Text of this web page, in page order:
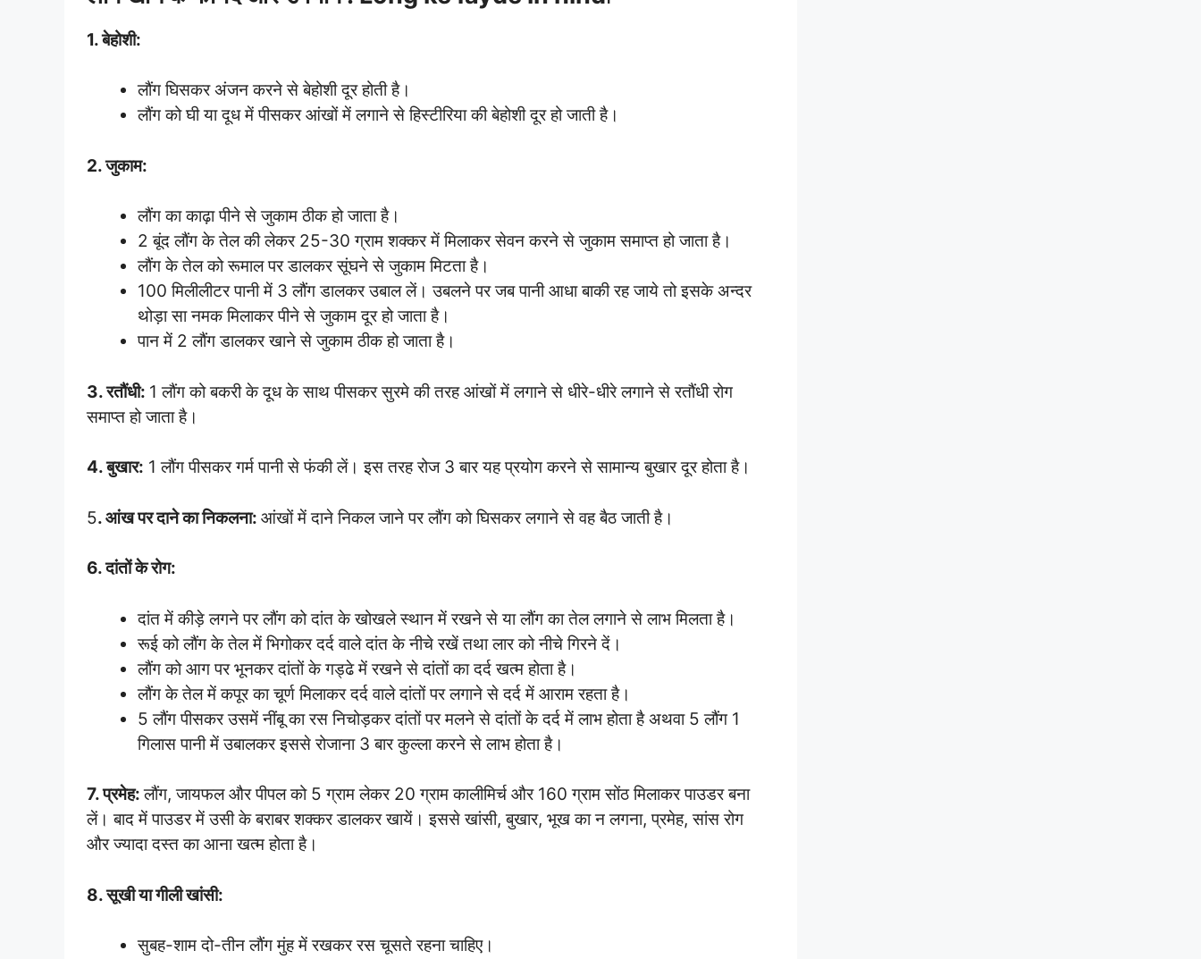
1. बेहोशी:
लौंग घिसकर अंजन करने से बेहोशी दूर होती है।
लौंग को घी या दूध में पीसकर आंखों में लगाने से हिस्टीरिया की बेहोशी दूर हो जाती है।
2. जुकाम:
लौंग का काढ़ा पीने से जुकाम ठीक हो जाता है।
2 बूंद लौंग के तेल की लेकर 25-30 ग्राम शक्कर में मिलाकर सेवन करने से जुकाम समाप्त हो जाता है।
लौंग के तेल को रूमाल पर डालकर सूंघने से जुकाम मिटता है।
100 मिलीलीटर पानी में 3 लौंग डालकर उबाल लें। उबलने पर जब पानी आधा बाकी रह जाये तो इसके अन्दर
थोड़ा सा नमक मिलाकर पीने से जुकाम दूर हो जाता है।
पान में 2 लौंग डालकर खाने से जुकाम ठीक हो जाता है।
3. रतौंधी: 1 लौंग को बकरी के दूध के साथ पीसकर सुरमे की तरह आंखों में लगाने से धीरे-धीरे लगाने से रतौंधी रोग
समाप्त हो जाता है।
4. बुखार: 1 लौंग पीसकर गर्म पानी से फंकी लें। इस तरह रोज 3 बार यह प्रयोग करने से सामान्य बुखार दूर होता है।
5. आंख पर दाने का निकलना: आंखों में दाने निकल जाने पर लौंग को घिसकर लगाने से वह बैठ जाती है।
6. दांतों के रोग:
दांत में कीड़े लगने पर लौंग को दांत के खोखले स्थान में रखने से या लौंग का तेल लगाने से लाभ मिलता है।
रूई को लौंग के तेल में भिगोकर दर्द वाले दांत के नीचे रखें तथा लार को नीचे गिरने दें।
लौंग को आग पर भूनकर दांतों के गड्ढे में रखने से दांतों का दर्द खत्म होता है।
लौंग के तेल में कपूर का चूर्ण मिलाकर दर्द वाले दांतों पर लगाने से दर्द में आराम रहता है।
5 लौंग पीसकर उसमें नींबू का रस निचोड़कर दांतों पर मलने से दांतों के दर्द में लाभ होता है अथवा 5 लौंग 1
गिलास पानी में उबालकर इससे रोजाना 3 बार कुल्ला करने से लाभ होता है।
7. प्रमेह:लौंग, जायफल और पीपल को 5 ग्राम लेकर 20 ग्राम कालीमिर्च और 160 ग्राम सोंठ मिलाकर पाउडर बना
लें। बाद में पाउडर में उसी के बराबर शक्कर डालकर खायें। इससे खांसी, बुखार, भूख का न लगना, प्रमेह, सांस रोग
और ज्यादा दस्त का आना खत्म होता है।
8. सूखी या गीली खांसी:
सुबह-शाम दो-तीन लौंग मुंह में रखकर रस चूसते रहना चाहिए।